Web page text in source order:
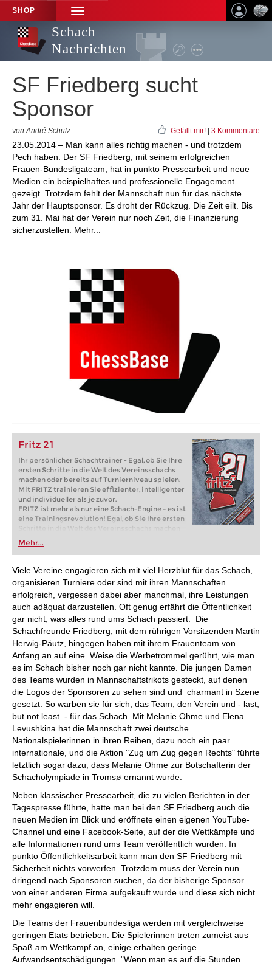
SHOP
TOGGLE
NAVIGATION
Schach
Nachrichten
SF Friedberg sucht
Sponsor
von André Schulz Gefällt mir! 3 Kommentare
23.05.2014 – Man kann alles richtig machen - und trotzdem
Pech haben. Der SF Friedberg, mit seinem erfolgreichen
Frauen-Bundesligateam, hat in punkto Pressearbeit und neue
Medien ein beispielhaftes und professionelle Engagement
gezeigt. Trotzdem fehlt der Mannschaft nun für das nächste
Jahr der Hauptsponsor. Es droht der Rückzug. Die Zeit eilt. Bis
zum 31. Mai hat der Verein nur noch Zeit, die Finanzierung
sicherzustellen. Mehr...
Fritz 21
Ihr persönlicher Schachtrainer - Egal, ob Sie Ihre
ersten Schritte in die Welt des Vereinsschachs
machen oder bereits auf Turnierniveau spielen:
Mit FRITZ trainieren Sie effizienter, intelligenter
und individueller als je zuvor.
FRITZ ist mehr als nur eine Schach-Engine – es ist
eine Trainingsrevolution! Egal, ob Sie Ihre ersten
Schritte in die Welt des Vereinsschachs machen
oder bereits auf Turnierniveau spielen: Mit
FRITZ trainieren Sie effizienter, intelligenter und
individueller als je zuvor.
Mehr...
Viele Vereine engagieren sich mit viel Herzblut für das Schach,
organisieren Turniere oder sind mit ihren Mannschaften
erfolgreich, vergessen dabei aber manchmal, ihre Leistungen
auch adäquat darzustellen. Oft genug erfährt die Öffentlichkeit
gar nicht, was alles rund ums Schach passiert. Die
Schachfreunde Friedberg, mit dem rührigen Vorsitzenden Martin
Herwig-Päutz, hingegen haben mit ihrem Frauenteam von
Anfang an auf eine Weise die Werbetrommel gerührt, wie man
es im Schach bisher noch gar nicht kannte. Die jungen Damen
des Teams wurden in Mannschaftstrikots gesteckt, auf denen
die Logos der Sponsoren zu sehen sind und charmant in Szene
gesetzt. So warben sie für sich, das Team, den Verein und - last,
but not least - für das Schach. Mit Melanie Ohme und Elena
Levushkina hat die Mannschaft zwei deutsche
Nationalspielerinnen in ihren Reihen, dazu noch ein paar
internationale, und die Aktion "Zug um Zug gegen Rechts" führte
letztlich sogar dazu, dass Melanie Ohme zur Botschafterin der
Schacholympiade in Tromsø ernannt wurde.
Neben klassischer Pressearbeit, die zu vielen Berichten in der
Tagespresse führte, hatte man bei den SF Friedberg auch die
neuen Medien im Blick und eröffnete einen eigenen YouTube-
Channel und eine Facebook-Seite, auf der die Wettkämpfe und
alle Informationen rund ums Team veröffentlich wurden. In
punkto Öffentlichkeitsarbeit kann man den SF Friedberg mit
Sicherheit nichts vorwerfen. Trotzdem muss der Verein nun
dringend nach Sponsoren suchen, da der bisherige Sponsor
von einer anderen Firma aufgekauft wurde und diese sich nicht
mehr engagieren will.
Die Teams der Frauenbundesliga werden mit vergleichweise
geringen Etats betrieben. Die Spielerinnen treten zumeist aus
Spaß am Wettkampf an, einige erhalten geringe
Aufwandsentschädigungen. "Wenn man es auf die Stunden